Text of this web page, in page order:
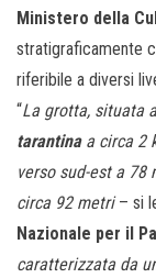
Ministero della
stratigraficamente
riferibile a diversi
“La grotta, situata
tarantinaa circa 2
verso sud-est a
circa 92 metri– si
Nazionale per il
caratterizzata da